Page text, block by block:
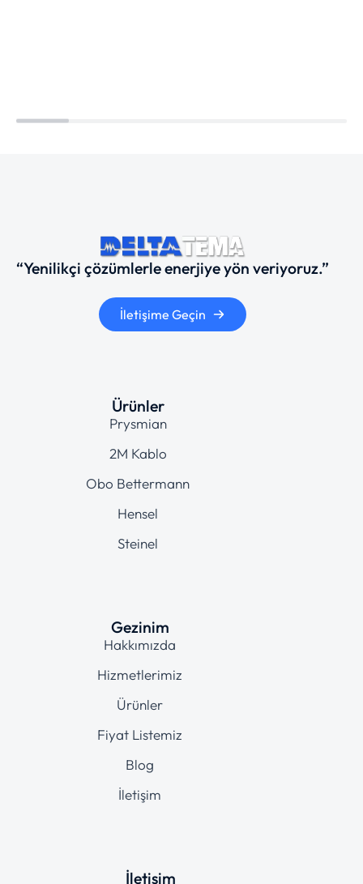
“Yenilikçi çözümlerle enerjiye yön veriyoruz.”
İletişime Geçin
Ürünler
Prysmian
2M Kablo
Obo Bettermann
Hensel
Steinel
Gezinim
Hakkımızda
Hizmetlerimiz
Ürünler
Fiyat Listemiz
Blog
İletişim
İletişim